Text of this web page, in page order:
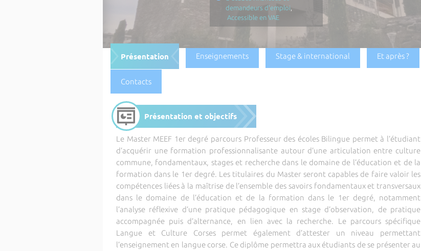
demandeurs d'emploi
Accessible en VAE
Présentation Enseignements Stage & international Et après ?
Contacts
Présentation et objectifs
Le Master MEEF 1er degré parcours Professeur des écoles Bilingue permet à l’étudiant
d’acquérir une formation professionnalisante autour d’une articulation entre culture
commune, fondamentaux, stages et recherche dans le domaine de l’éducation et de la
formation dans le 1er degré. Les titulaires du Master seront capables de faire valoir les
compétences liées à la maîtrise de l’ensemble des savoirs fondamentaux et transversaux
dans le domaine de l’éducation et de la formation dans le 1er degré, notamment
l’analyse réflexive d’une pratique pédagogique en stage d’observation, de pratique
accompagnée puis d’alternance, en lien avec la recherche. Le parcours spécifique
Langue et Culture Corses permet également d’attester un niveau permettant
l’enseignement en langue corse. Ce diplôme permettra aux étudiants de se présenter au